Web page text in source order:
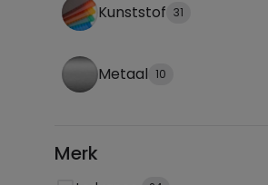
Kunststof 31
Metaal 10
Merk